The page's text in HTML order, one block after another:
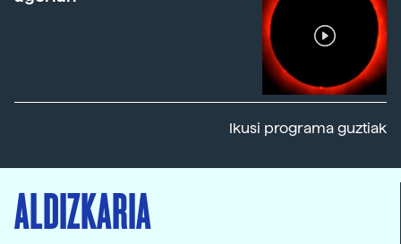
Ikusi programa guztiak
ALDIZKARIA